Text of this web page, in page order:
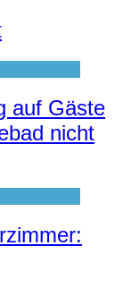
auf Gäste
nicht